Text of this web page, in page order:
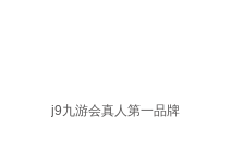
j9九游会真人第一品牌